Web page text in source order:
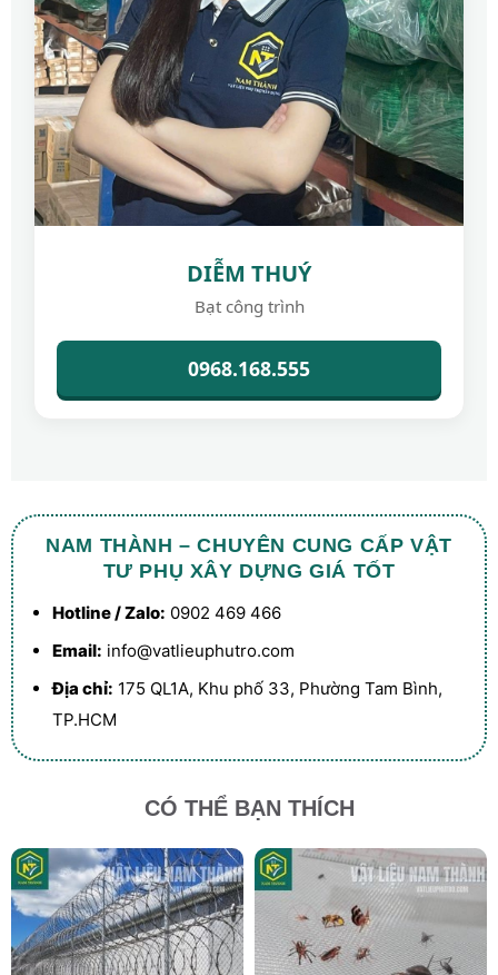
DIỄM THUÝ
Bạt công trình
0968.168.555
NAM THÀNH – CHUYÊN CUNG CẤP VẬT
TƯ PHỤ XÂY DỰNG GIÁ TỐT
Hotline / Zalo: 0902 469 466
Email: info@vatlieuphutro.com
Địa chỉ: 175 QL1A, Khu phố 33, Phường Tam Bình,
TP.HCM
CÓ THỂ BẠN THÍCH